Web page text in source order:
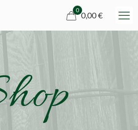
0
0,00 €